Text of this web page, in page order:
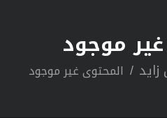
موجود
المحتوى غير موجود